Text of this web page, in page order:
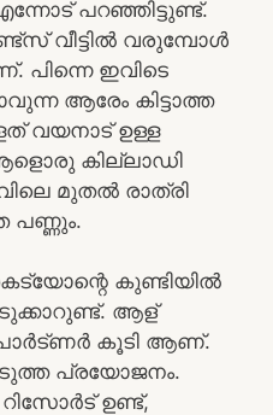
പറഞ്ഞിട്ടുണ്ട്.
വീട്ടിൽ വരുമ്പോൾ
ഇവിടെ
ആരേം കിട്ടാത്ത
വയനാട് ഉള്ള
കില്ലാഡി
മുതൽ രാത്രി
പണ്ണും.
കുണ്ടിയിൽ
ആള്
കൂടി ആണ്.
പ്രയോജനം.
ഉണ്ട്,